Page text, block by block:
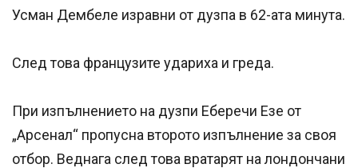
Усман Дембеле изравни от дузпа в 62-ата минута.
След това французите удариха и греда.
При изпълнението на дузпи Еберечи Езе от
„Арсенал“ пропусна второто изпълнение за своя
отбор. Веднага след това вратарят на лондончани